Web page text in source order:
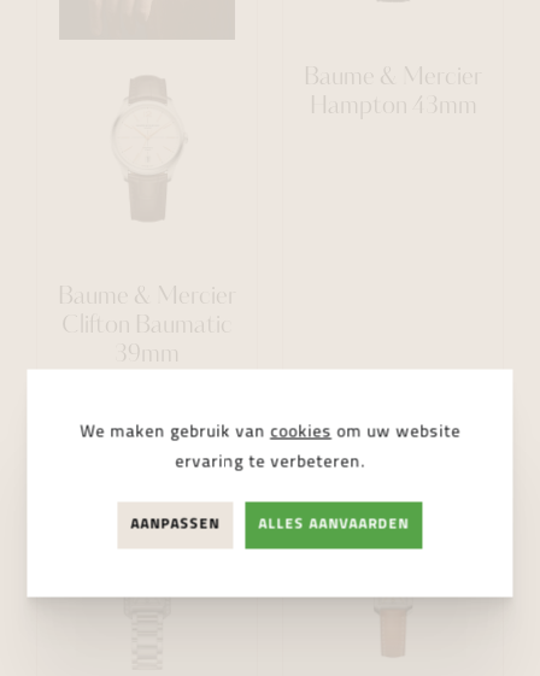
Baume & Mercier
Clifton Baumatic
39mm
Baume & Mercier
Hampton 43mm
We maken gebruik van cookies om uw website
ervaring te verbeteren.
AANPASSEN ALLES AANVAARDEN